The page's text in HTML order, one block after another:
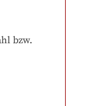
bzw.